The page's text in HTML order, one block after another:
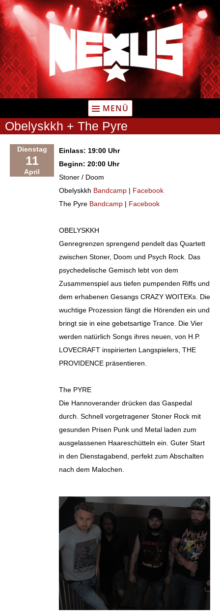
Zum
Inhalt
springen
MENÜ
Obelyskkh + The Pyre
Dienstag
11
April
Einlass: 19:00 Uhr
Beginn: 20:00 Uhr
Stoner / Doom
Obelyskkh Bandcamp | Facebook
The Pyre Bandcamp | Facebook
OBELYSKKH
Genregrenzen sprengend pendelt das Quartett
zwischen Stoner, Doom und Psych Rock. Das
psychedelische Gemisch lebt von dem
Zusammenspiel aus tiefen pumpenden Riffs und
dem erhabenen Gesangs CRAZY WOITEKs. Die
wuchtige Prozession fängt die Hörenden ein und
bringt sie in eine gebetsartige Trance. Die Vier
werden natürlich Songs ihres neuen, von H.P.
LOVECRAFT inspirierten Langspielers, THE
PROVIDENCE präsentieren.
The PYRE
Die Hannoverander drücken das Gaspedal
durch. Schnell vorgetragener Stoner Rock mit
gesunden Prisen Punk und Metal laden zum
ausgelassenen Haareschütteln ein. Guter Start
in den Dienstagabend, perfekt zum Abschalten
nach dem Malochen.